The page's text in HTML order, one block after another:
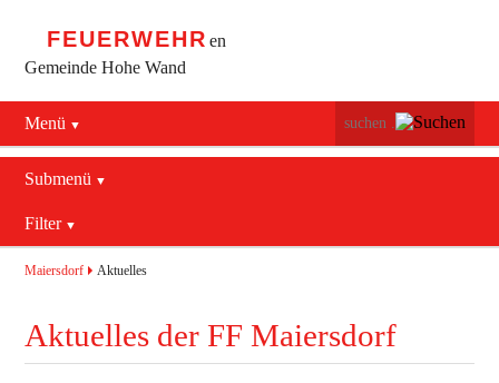
FEUERWEHR en
Gemeinde Hohe Wand
Menü
Navigation
überspringen
Netting
Submenü
überspringen
Aktuelles
Mannschaft
Ausrüstung
Filter
2016
2018
Maiersdorf Aktuelles
Aktuelles der FF Maiersdorf